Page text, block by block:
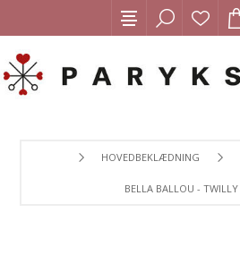
HOVEDBEKLÆDNING
BELLA BALLOU - TWILLY